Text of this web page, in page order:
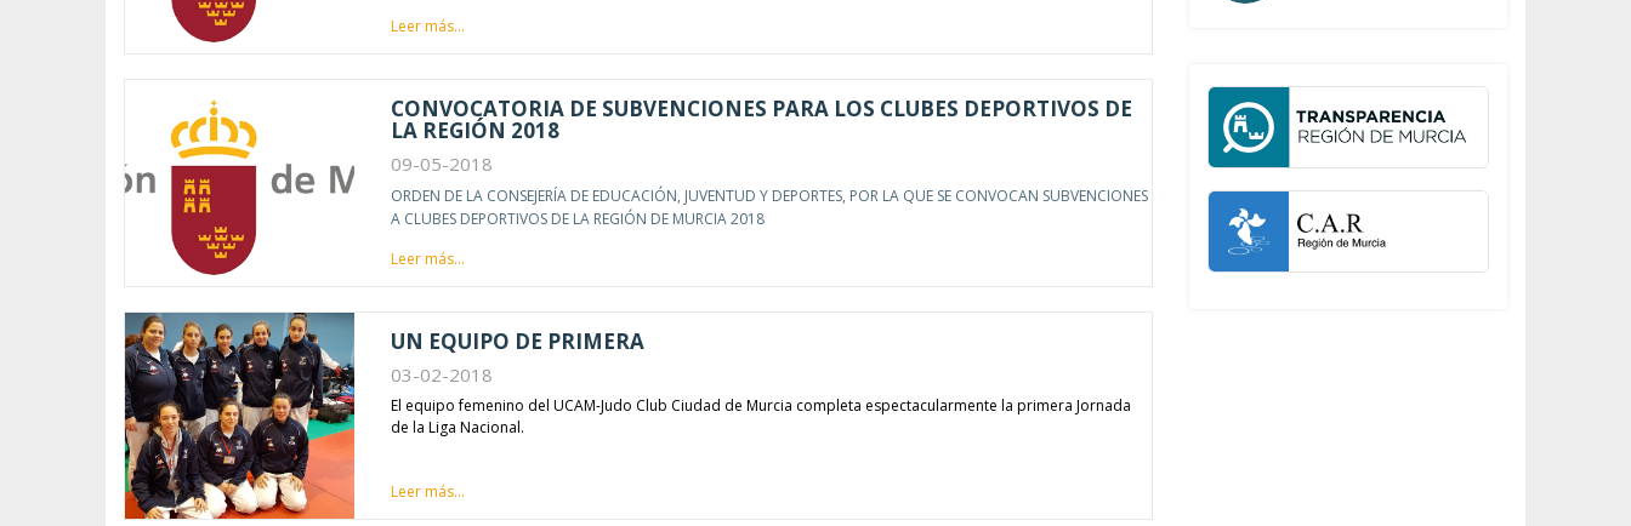
Leer más...
CONVOCATORIA DE SUBVENCIONES PARA LOS CLUBES DEPORTIVOS DE
LA REGIÓN 2018
09-05-2018
ORDEN DE LA CONSEJERÍA DE EDUCACIÓN, JUVENTUD Y DEPORTES, POR LA QUE SE CONVOCAN SUBVENCIONES
A CLUBES DEPORTIVOS DE LA REGIÓN DE MURCIA 2018
Leer más...
UN EQUIPO DE PRIMERA
03-02-2018
El equipo femenino del UCAM-Judo Club Ciudad de Murcia completa espectacularmente la primera Jornada
de la Liga Nacional.
Leer más...